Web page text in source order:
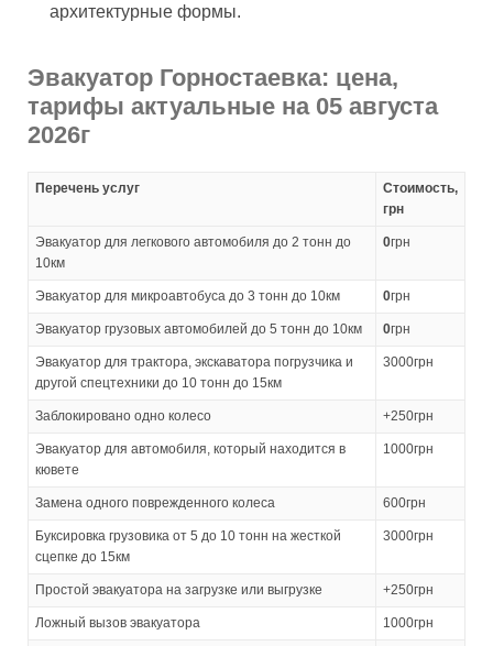
архитектурные формы.
Эвакуатор Горностаевка: цена,
тарифы актуальные на 05 августа
2026г
Перечень услуг
Стоимость,
грн
Эвакуатор для легкового автомобиля до 2 тонн до
10км
0грн
Эвакуатор для микроавтобуса до 3 тонн до 10км 0грн
Эвакуатор грузовых автомобилей до 5 тонн до 10км 0грн
Эвакуатор для трактора, экскаватора погрузчика и
другой спецтехники до 10 тонн до 15км
3000грн
Заблокировано одно колесо +250грн
Эвакуатор для автомобиля, который находится в
кювете
1000грн
Замена одного поврежденного колеса 600грн
Буксировка грузовика от 5 до 10 тонн на жесткой
сцепке до 15км
3000грн
Простой эвакуатора на загрузке или выгрузке +250грн
Ложный вызов эвакуатора 1000грн